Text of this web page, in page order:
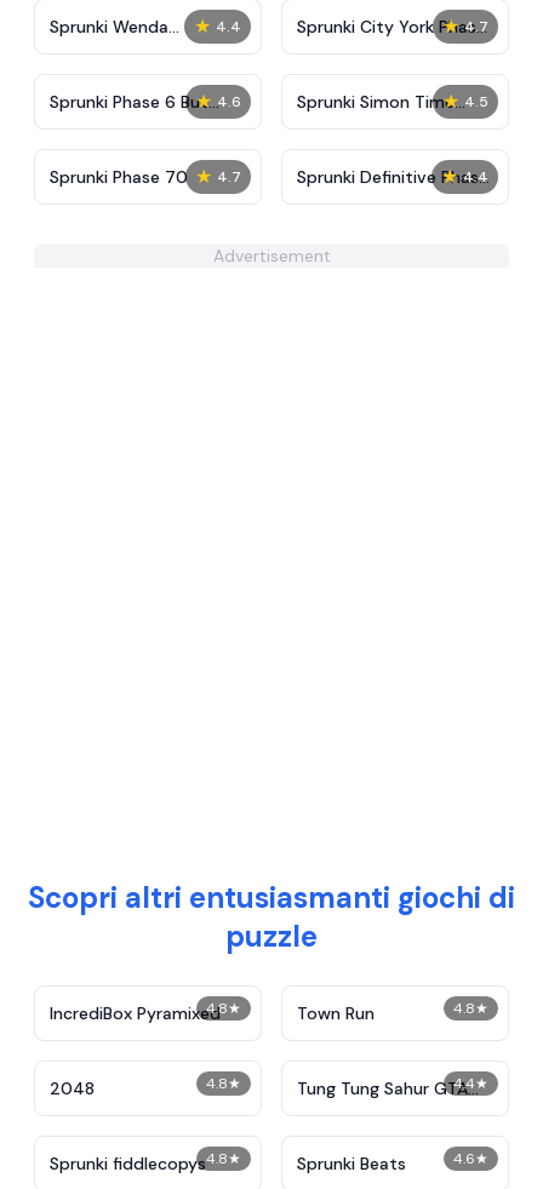
★ 4.4
Sprunki Wenda
Treatment Phase 40
★ 4.7
Sprunki City York Phase
2
★ 4.6
Sprunki Phase 6 But
Alive
★ 4.5
Sprunki Simon Time
PHASE 3
★ 4.7
Sprunki Phase 70 ★ 4.4
Sprunki Definitive Phase
8
Advertisement
Scopri altri entusiasmanti giochi di
puzzle
4.8★
IncrediBox Pyramixed 4.8★
Town Run
4.8★
2048 4.4★
Tung Tung Sahur GTA
Miami
4.8★
Sprunki fiddlecopys 4.6★
Sprunki Beats